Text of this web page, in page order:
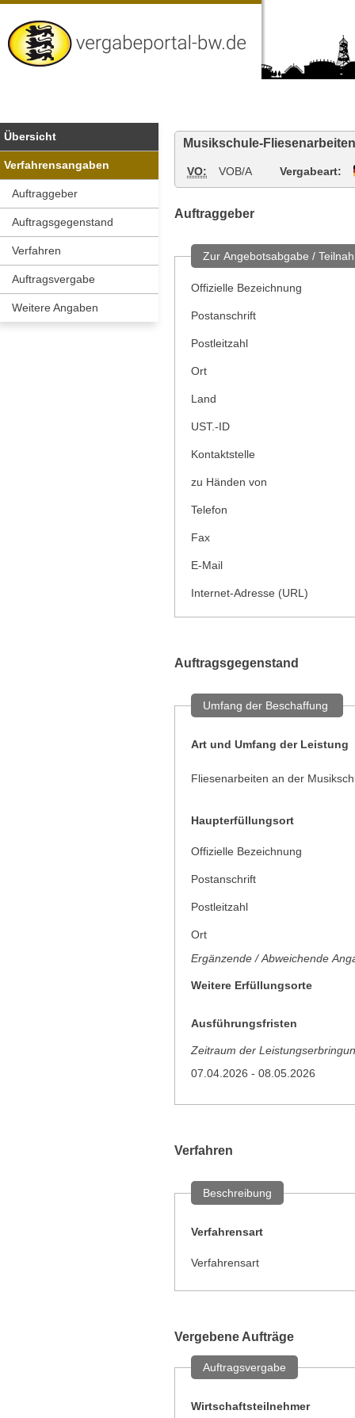
Vergabeportal
Baden-
Wuerttemberg
Übersicht
Verfahrensangaben
Auftraggeber
Auftragsgegenstand
Verfahren
Auftragsvergabe
Weitere Angaben
Musikschule-Fliesenarbeiten
VO: VOB/A Vergabeart:
Auftraggeber
Zur Angebotsabgabe /
Offizielle Bezeichnung
Postanschrift
Postleitzahl
Ort
Land
UST.-ID
Kontaktstelle
zu Händen von
Telefon
Fax
E-Mail
Internet-Adresse (URL)
Auftragsgegenstand
Umfang der Beschaffung
Art und Umfang der Leistung
Fliesenarbeiten an der
Haupterfüllungsort
Offizielle Bezeichnung
Postanschrift
Postleitzahl
Ort
Ergänzende / Abweichende
Weitere Erfüllungsorte
Ausführungsfristen
Zeitraum der
07.04.2026 - 08.05.2026
Verfahren
Beschreibung
Verfahrensart
Verfahrensart
Vergebene Aufträge
Auftragsvergabe
Wirtschaftsteilnehmer